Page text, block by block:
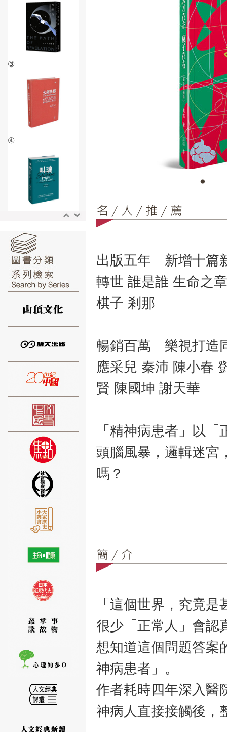
③
④
⑥
出版五年 新增十篇
轉世 誰是誰 生命之
棋子 剎那
暢銷百萬 樂視打造
應采兒 秦沛 陳小春
賢 陳國坤 謝天華
「精神病患者」以
頭腦風暴，邏輯迷
嗎？
「這個世界，究竟是
很少「正常人」會認
想知道這個問題答
神病患者」。
作者耗時四年深入醫
神病人直接接觸後，